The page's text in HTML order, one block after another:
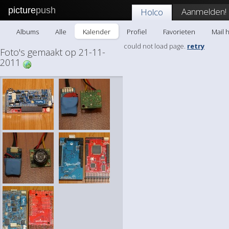
picturepush Holco Aanmelden!
Albums Alle Kalender Profiel Favorieten Mail
Foto's gemaakt op 21-11-
2011
could not load page. retry